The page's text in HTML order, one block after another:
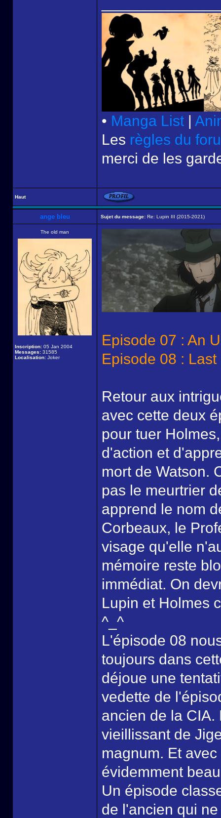
• Manga List |
Les règles du
merci de les
Haut
ange bleu Sujet du message: Re: Lupin III (2015-2021)
The old man
Inscription: 05 Jan 2004
Messages: 31585
Localisation: Joker
Episode 07 : An
Episode 08 : Last
Retour aux
avec cette deux
pour tuer
d'action et
mort de Watson.
pas le meurtrier
apprend le nom
Corbeaux, le
visage qu'elle
mémoire reste
immédiat. On
Lupin et Holmes
^_^
L'épisode 08
toujours dans
déjoue une
vedette de
ancien de la CIA.
vieillissant de
magnum. Et
évidemment
Un épisode
de l'ancien qui